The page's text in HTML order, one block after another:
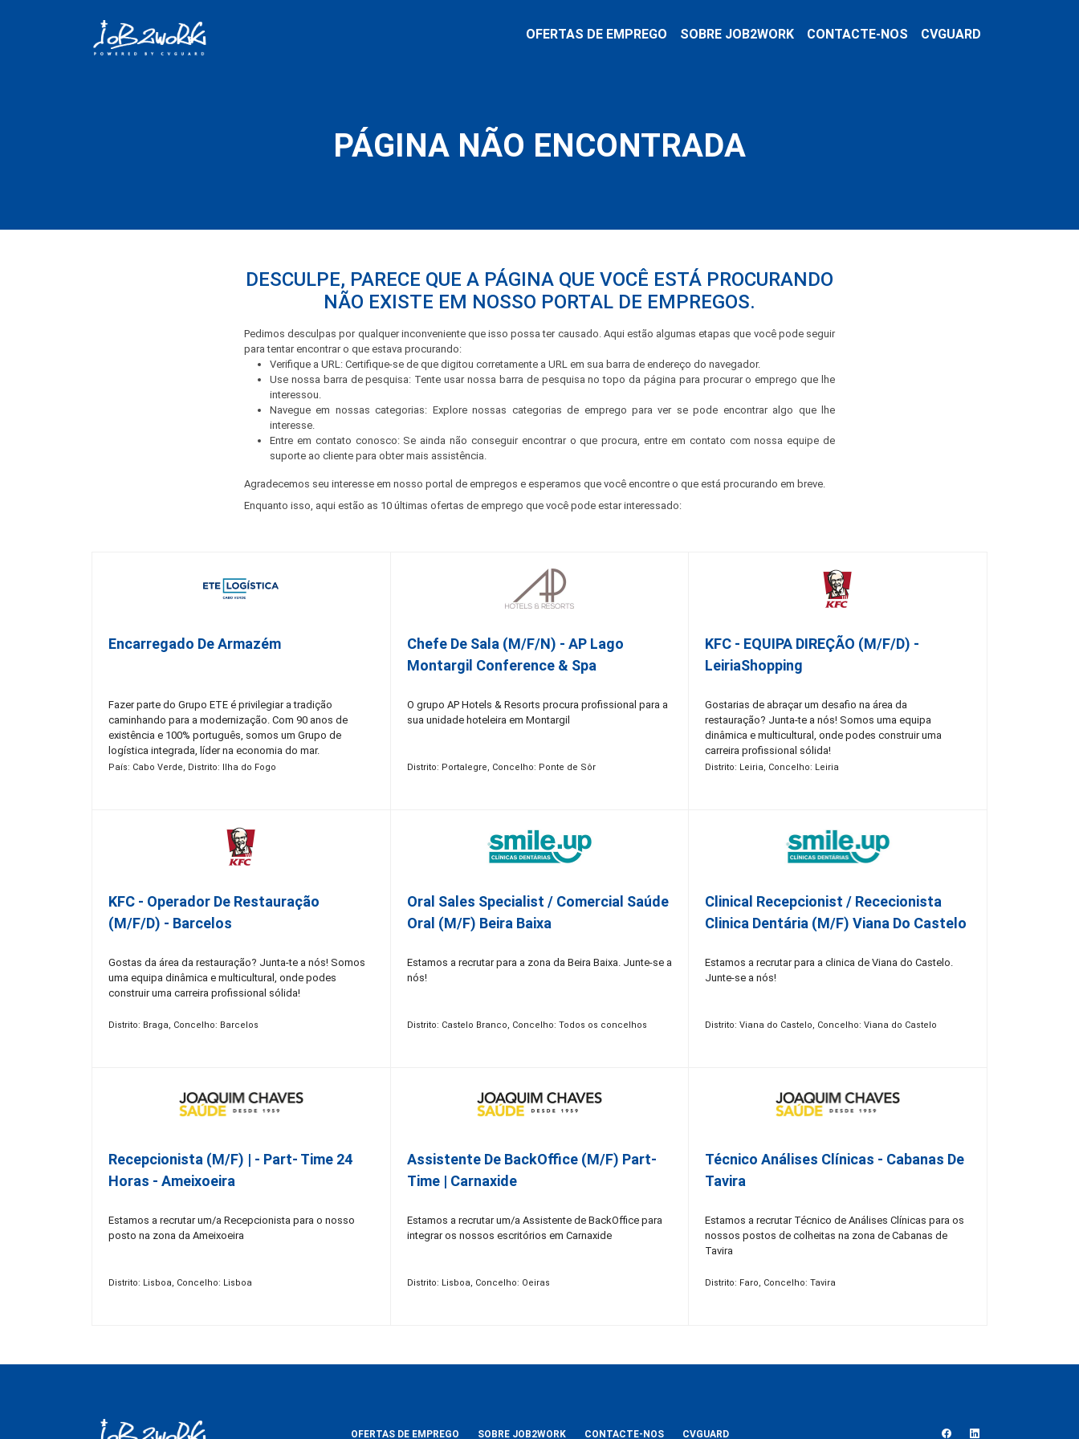
OFERTAS DE EMPREGO SOBRE JOB2WORK CONTACTE-NOS CVGUARD
PÁGINA NÃO ENCONTRADA
DESCULPE, PARECE QUE A PÁGINA QUE VOCÊ ESTÁ PROCURANDO
NÃO EXISTE EM NOSSO PORTAL DE EMPREGOS.
Pedimos desculpas por qualquer inconveniente que isso possa ter causado. Aqui estão algumas etapas que você pode seguir
para tentar encontrar o que estava procurando:
Verifique a URL: Certifique-se de que digitou corretamente a URL em sua barra de endereço do navegador.
Use nossa barra de pesquisa: Tente usar nossa barra de pesquisa no topo da página para procurar o emprego que lhe
interessou.
Navegue em nossas categorias: Explore nossas categorias de emprego para ver se pode encontrar algo que lhe
interesse.
Entre em contato conosco: Se ainda não conseguir encontrar o que procura, entre em contato com nossa equipe de
suporte ao cliente para obter mais assistência.
Agradecemos seu interesse em nosso portal de empregos e esperamos que você encontre o que está procurando em breve.
Enquanto isso, aqui estão as 10 últimas ofertas de emprego que você pode estar interessado:
Encarregado De Armazém
Fazer parte do Grupo ETE é privilegiar a tradição
caminhando para a modernização. Com 90 anos de
existência e 100% português, somos um Grupo de
logística integrada, líder na economia do mar.
Constituído por mais de 50 empresas, com presença
celebramos a autenticidade de cada uma das nossas
Pessoas. Acreditamos que as nossas pessoas são o
nosso sucesso, por isso, sabemos que consigo
País: Cabo Verde, Distrito: Ilha do Fogo
Chefe De Sala (M/F/N) - AP Lago
Montargil Conference & Spa
O grupo AP Hotels & Resorts procura profissional para a
sua unidade hoteleira em Montargil
Distrito: Portalegre, Concelho: Ponte de Sôr
KFC - EQUIPA DIREÇÃO (m/f/d) -
LeiriaShopping
Gostarias de abraçar um desafio na área da
restauração? Junta-te a nós! Somos uma equipa
dinâmica e multicultural, onde podes construir uma
carreira profissional sólida!
Distrito: Leiria, Concelho: Leiria
KFC - Operador De Restauração
(m/f/d) - Barcelos
Gostas da área da restauração? Junta-te a nós! Somos
uma equipa dinâmica e multicultural, onde podes
construir uma carreira profissional sólida!
Distrito: Braga, Concelho: Barcelos
Oral Sales Specialist / Comercial Saúde
Oral (M/F) Beira Baixa
Estamos a recrutar para a zona da Beira Baixa. Junte-se a
nós!
Distrito: Castelo Branco, Concelho: Todos os concelhos
Clinical Recepcionist / Rececionista
Clinica Dentária (M/F) Viana Do Castelo
Estamos a recrutar para a clinica de Viana do Castelo.
Junte-se a nós!
Distrito: Viana do Castelo, Concelho: Viana do Castelo
Recepcionista (M/F) | - Part- Time 24
Horas - Ameixoeira
Estamos a recrutar um/a Recepcionista para o nosso
posto na zona da Ameixoeira
Distrito: Lisboa, Concelho: Lisboa
Assistente De BackOffice (M/F) Part-
Time | Carnaxide
Estamos a recrutar um/a Assistente de BackOffice para
integrar os nossos escritórios em Carnaxide
Distrito: Lisboa, Concelho: Oeiras
Técnico Análises Clínicas - Cabanas De
Tavira
Estamos a recrutar Técnico de Análises Clínicas para os
nossos postos de colheitas na zona de Cabanas de
Tavira
Distrito: Faro, Concelho: Tavira
OFERTAS DE EMPREGO SOBRE JOB2WORK CONTACTE-NOS CVGUARD